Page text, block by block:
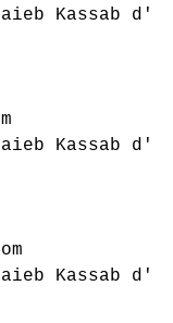
Kassab
Kassab
Kassab